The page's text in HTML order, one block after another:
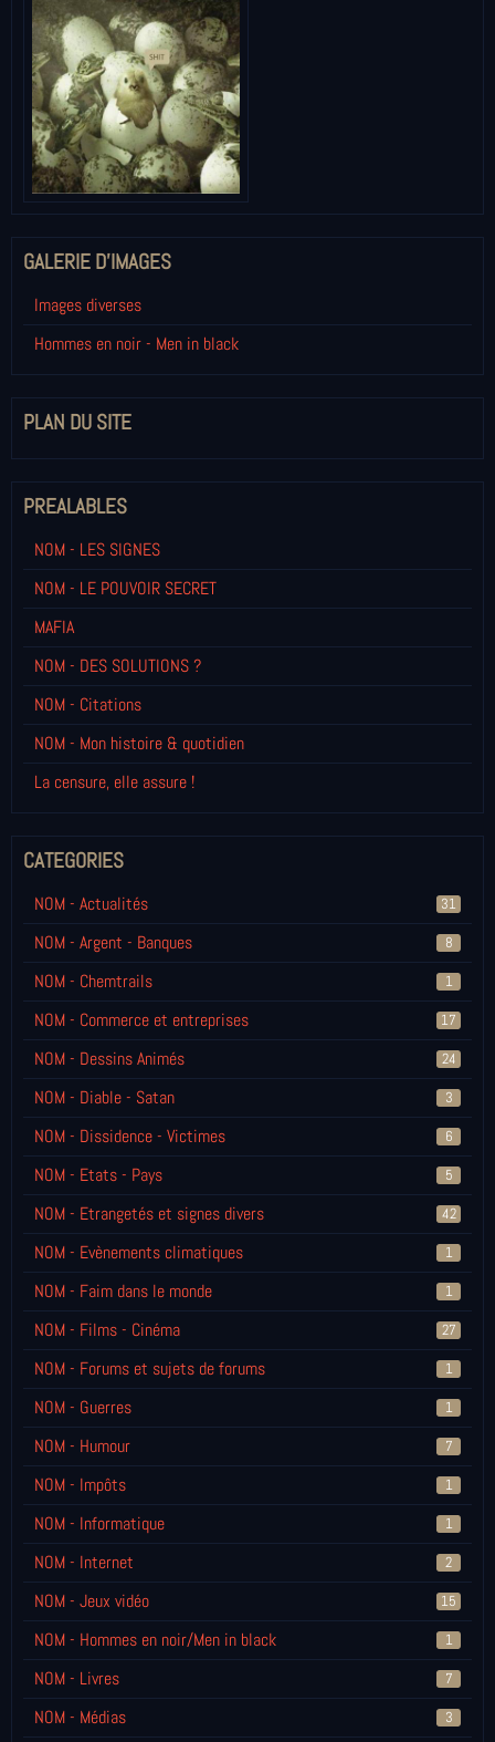
GALERIE D'IMAGES
Images diverses
Hommes en noir - Men in black
PLAN DU SITE
PREALABLES
NOM - LES SIGNES
NOM - LE POUVOIR SECRET
MAFIA
NOM - DES SOLUTIONS ?
NOM - Citations
NOM - Mon histoire & quotidien
La censure, elle assure !
CATEGORIES
NOM - Actualités 31
NOM - Argent - Banques 8
NOM - Chemtrails 1
NOM - Commerce et entreprises 17
NOM - Dessins Animés 24
NOM - Diable - Satan 3
NOM - Dissidence - Victimes 6
NOM - Etats - Pays 5
NOM - Etrangetés et signes divers 42
NOM - Evènements climatiques 1
NOM - Faim dans le monde 1
NOM - Films - Cinéma 27
NOM - Forums et sujets de forums 1
NOM - Guerres 1
NOM - Humour 7
NOM - Impôts 1
NOM - Informatique 1
NOM - Internet 2
NOM - Jeux vidéo 15
NOM - Hommes en noir/Men in black 1
NOM - Livres 7
NOM - Médias 3